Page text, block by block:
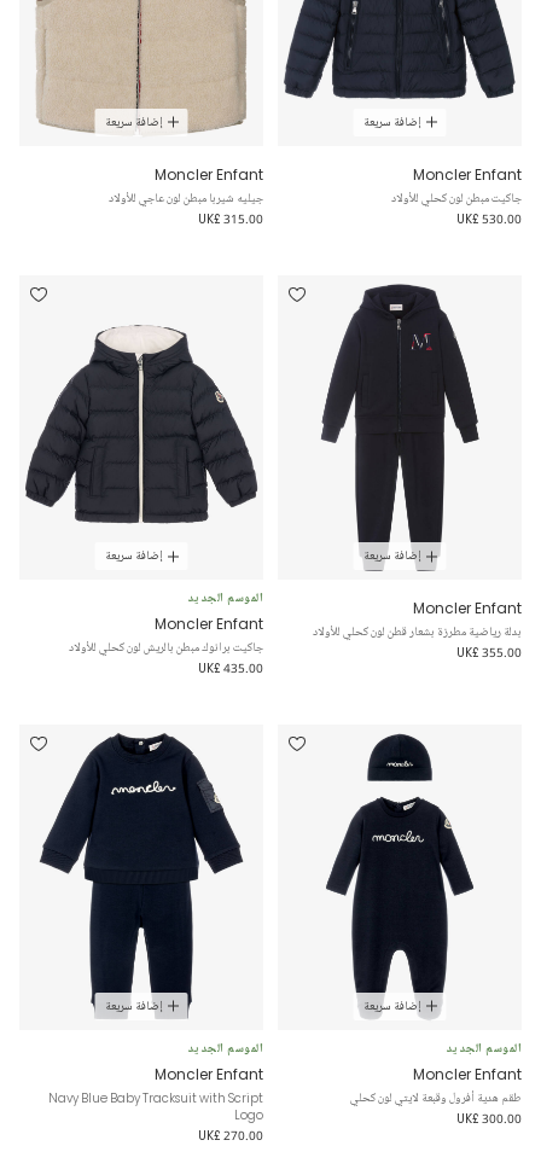
إضافة سريعة
Moncler Enfant
جاكيت مبطن لون كحلي للأولاد
UK£ 530.00
إضافة سريعة
Moncler Enfant
جيليه شيربا مبطن لون عاجي للأولاد
UK£ 315.00
إضافة سريعة
Moncler Enfant
بدلة رياضية مطرزة بشعار قطن لون كحلي للأولاد
UK£ 355.00
إضافة سريعة
الموسم الجديد
Moncler Enfant
جاكيت برانوك مبطن بالريش لون كحلي للأولاد
UK£ 435.00
إضافة سريعة
الموسم الجديد
Moncler Enfant
طقم هدية أفرول وقبعة لايتي لون كحلي
UK£ 300.00
إضافة سريعة
الموسم الجديد
Moncler Enfant
Navy Blue Baby Tracksuit with Script
Logo
UK£ 270.00